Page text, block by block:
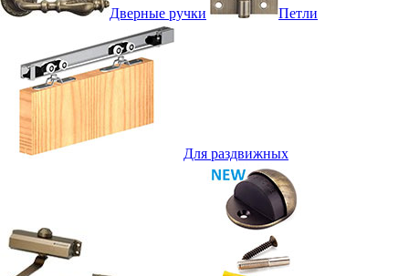
Дверные ручки Петли
Для раздвижных